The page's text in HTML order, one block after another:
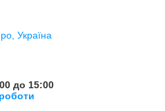
Україна
до 15:00